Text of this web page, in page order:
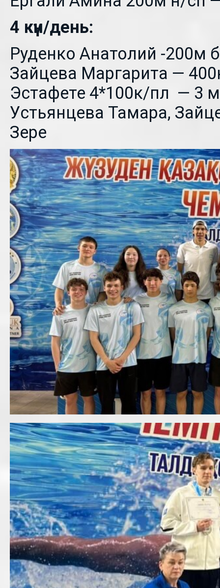
4 күн/день:
Руденко Анатолий -200м
Зайцева Маргарита —
Эстафете 4*100к/пл — 3
Устьянцева Тамара,
Зере